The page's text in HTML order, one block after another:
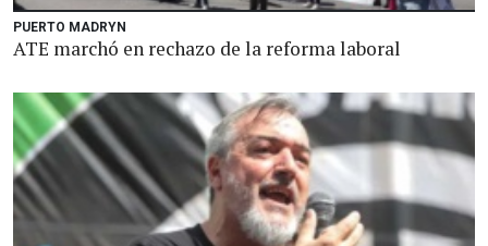
PUERTO MADRYN
ATE marchó en rechazo de la reforma laboral